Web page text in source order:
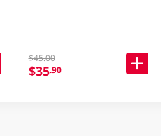
$45.00
$35.90